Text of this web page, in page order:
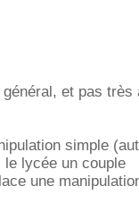
et pas très
simple
lycée un couple
une